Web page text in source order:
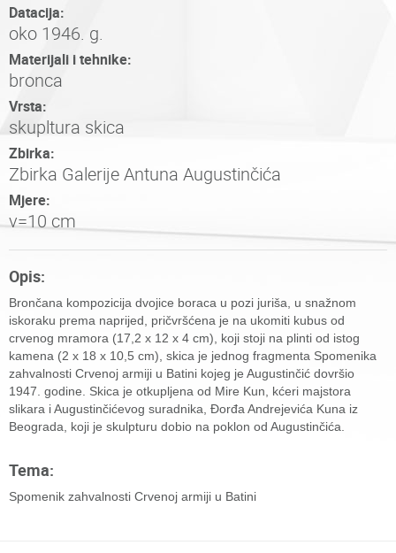
Datacija:
oko 1946. g.
Materijali i tehnike:
bronca
Vrsta:
skupltura skica
Zbirka:
Zbirka Galerije Antuna Augustinčića
Mjere:
v=10 cm
Opis:
Brončana kompozicija dvojice boraca u pozi juriša, u snažnom
iskoraku prema naprijed, pričvršćena je na ukomiti kubus od
crvenog mramora (17,2 x 12 x 4 cm), koji stoji na plinti od istog
kamena (2 x 18 x 10,5 cm), skica je jednog fragmenta Spomenika
zahvalnosti Crvenoj armiji u Batini kojeg je Augustinčić dovršio
1947. godine. Skica je otkupljena od Mire Kun, kćeri majstora
slikara i Augustinčićevog suradnika, Đorđa Andrejevića Kuna iz
Beograda, koji je skulpturu dobio na poklon od Augustinčića.
Tema:
Spomenik zahvalnosti Crvenoj armiji u Batini